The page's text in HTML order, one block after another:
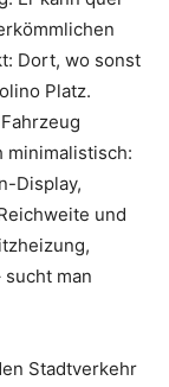
Dort, wo sonst
Platz.
minimalistisch:
Display,
und
man
Stadtverkehr